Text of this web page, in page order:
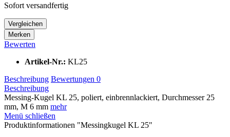
Sofort versandfertig
Vergleichen
Merken
Bewerten
Artikel-Nr.: KL25
Beschreibung Bewertungen 0
Beschreibung
Messing-Kugel KL 25, poliert, einbrennlackiert, Durchmesser 25
mm, M 6 mm mehr
Menü schließen
Produktinformationen "Messingkugel KL 25"